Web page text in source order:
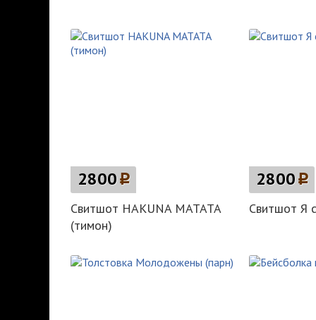
2800p
Свитшот HAKUNA MATATA
(тимон)
2800p
Свитшот Я